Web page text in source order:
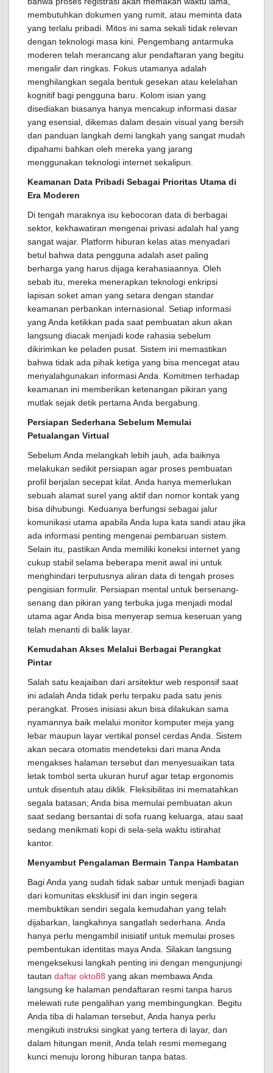
membutuhkan dokumen yang rumit, atau meminta data
yang terlalu pribadi. Mitos ini sama sekali tidak relevan
dengan teknologi masa kini. Pengembang antarmuka
moderen telah merancang alur pendaftaran yang begitu
mengalir dan ringkas. Fokus utamanya adalah
menghilangkan segala bentuk gesekan atau kelelahan
kognitif bagi pengguna baru. Kolom isian yang
disediakan biasanya hanya mencakup informasi dasar
yang esensial, dikemas dalam desain visual yang bersih
dan panduan langkah demi langkah yang sangat mudah
dipahami bahkan oleh mereka yang jarang
menggunakan teknologi internet sekalipun.
Keamanan Data Pribadi Sebagai Prioritas Utama di
Era Moderen
Di tengah maraknya isu kebocoran data di berbagai
sektor, kekhawatiran mengenai privasi adalah hal yang
sangat wajar. Platform hiburan kelas atas menyadari
betul bahwa data pengguna adalah aset paling
berharga yang harus dijaga kerahasiaannya. Oleh
sebab itu, mereka menerapkan teknologi enkripsi
lapisan soket aman yang setara dengan standar
keamanan perbankan internasional. Setiap informasi
yang Anda ketikkan pada saat pembuatan akun akan
langsung diacak menjadi kode rahasia sebelum
dikirimkan ke peladen pusat. Sistem ini memastikan
bahwa tidak ada pihak ketiga yang bisa mencegat atau
menyalahgunakan informasi Anda. Komitmen terhadap
keamanan ini memberikan ketenangan pikiran yang
mutlak sejak detik pertama Anda bergabung.
Persiapan Sederhana Sebelum Memulai
Petualangan Virtual
Sebelum Anda melangkah lebih jauh, ada baiknya
melakukan sedikit persiapan agar proses pembuatan
profil berjalan secepat kilat. Anda hanya memerlukan
sebuah alamat surel yang aktif dan nomor kontak yang
bisa dihubungi. Keduanya berfungsi sebagai jalur
komunikasi utama apabila Anda lupa kata sandi atau jika
ada informasi penting mengenai pembaruan sistem.
Selain itu, pastikan Anda memiliki koneksi internet yang
cukup stabil selama beberapa menit awal ini untuk
menghindari terputusnya aliran data di tengah proses
pengisian formulir. Persiapan mental untuk bersenang-
senang dan pikiran yang terbuka juga menjadi modal
utama agar Anda bisa menyerap semua keseruan yang
telah menanti di balik layar.
Kemudahan Akses Melalui Berbagai Perangkat
Pintar
Salah satu keajaiban dari arsitektur web responsif saat
ini adalah Anda tidak perlu terpaku pada satu jenis
perangkat. Proses inisiasi akun bisa dilakukan sama
nyamannya baik melalui monitor komputer meja yang
lebar maupun layar vertikal ponsel cerdas Anda. Sistem
akan secara otomatis mendeteksi dari mana Anda
mengakses halaman tersebut dan menyesuaikan tata
letak tombol serta ukuran huruf agar tetap ergonomis
untuk disentuh atau diklik. Fleksibilitas ini mematahkan
segala batasan; Anda bisa memulai pembuatan akun
saat sedang bersantai di sofa ruang keluarga, atau saat
sedang menikmati kopi di sela-sela waktu istirahat
kantor.
Menyambut Pengalaman Bermain Tanpa Hambatan
Bagi Anda yang sudah tidak sabar untuk menjadi bagian
dari komunitas eksklusif ini dan ingin segera
membuktikan sendiri segala kemudahan yang telah
dijabarkan, langkahnya sangatlah sederhana. Anda
hanya perlu mengambil inisiatif untuk memulai proses
pembentukan identitas maya Anda. Silakan langsung
mengeksekusi langkah penting ini dengan mengunjungi
tautan daftar okto88 yang akan membawa Anda
langsung ke halaman pendaftaran resmi tanpa harus
melewati rute pengalihan yang membingungkan. Begitu
Anda tiba di halaman tersebut, Anda hanya perlu
mengikuti instruksi singkat yang tertera di layar, dan
dalam hitungan menit, Anda telah resmi memegang
kunci menuju lorong hiburan tanpa batas.